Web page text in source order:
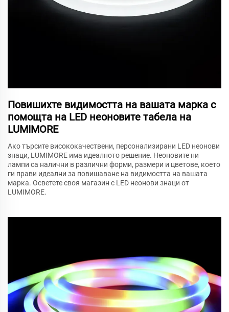
Повишихте видимостта на вашата марка с
помощта на LED неоновите табела на
LUMIMORE
Ако търсите висококачествени, персонализирани LED неонови
знаци, LUMIMORE има идеалното решение. Неоновите ни
лампи са налични в различни форми, размери и цветове, което
ги прави идеални за повишаване на видимостта на вашата
марка. Осветете своя магазин с LED неонови знаци от
LUMIMORE.